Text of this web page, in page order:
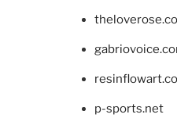
p-sports.net